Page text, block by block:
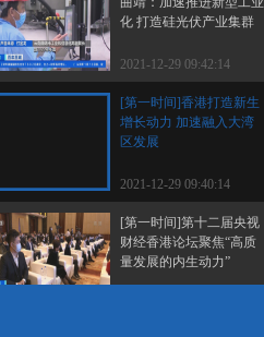
化 打造硅光伏产业集群
2021-12-29 09:42:14
[第一时间]香港打造新生
增长动力 加速融入大湾
区发展
2021-12-29 09:40:14
[第一时间]第十二届央视
财经香港论坛聚焦“高质
量发展的内生动力”